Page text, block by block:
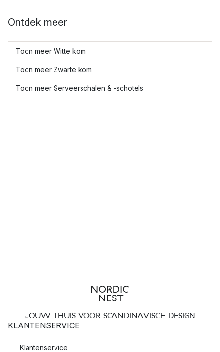
Ontdek meer
Toon meer Witte kom
Toon meer Zwarte kom
Toon meer Serveerschalen & -schotels
JOUW THUIS VOOR SCANDINAVISCH DESIGN
KLANTENSERVICE
Klantenservice